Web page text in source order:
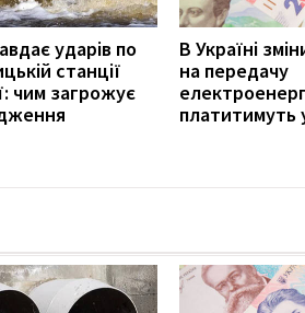
ударів по
станції
чим загрожує
В Україні
на передачу
платитимуть